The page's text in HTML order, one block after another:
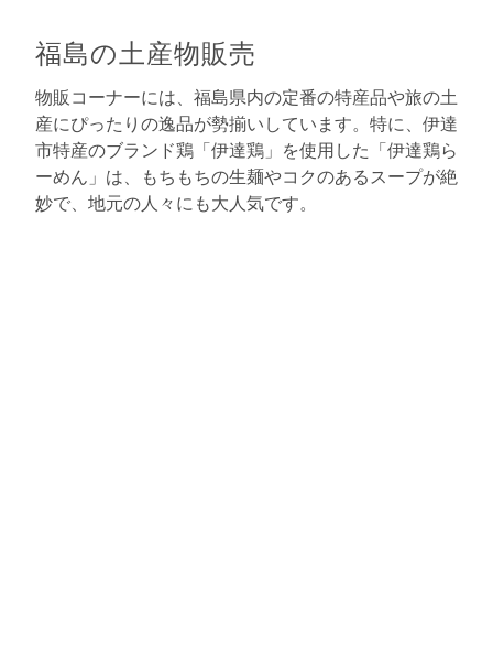
福島の土産物販売
物販コーナーには、福島県内の定番の特産品や旅の土
産にぴったりの逸品が勢揃いしています。特に、伊達
市特産のブランド鶏「伊達鶏」を使用した「伊達鶏ら
ーめん」は、もちもちの生麺やコクのあるスープが絶
妙で、地元の人々にも大人気です。